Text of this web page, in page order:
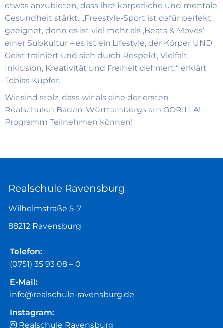
etwas anzubieten, dass ihre körperliche und mentale
Gesundheit stärkt. „Freestyle-Sport ist dafür perfekt
geeignet, denn es ist viel mehr als ‚Beats & Moves‘
einer Subkultur – es ist ein Lifestyle, der Körper UND
Geist trainiert und sich durch Respekt, Vielfalt,
Inklusion, Kreativität und Freiheit definiert.“ erklärt
Tobias Kupfer.
Wir sind stolz, dass wir als eine der ersten
Realschulen Baden-Württembergs am GORILLA!-
Programm Teilnehmen können!
Realschule Ravensburg
Wilhelmstraße 5-7
88212 Ravensburg
Telefon:
(0751) 35 93 08 – 0
E-Mail:
info@realschule-ravensburg.de
Instagram:
Realschule Ravensburg